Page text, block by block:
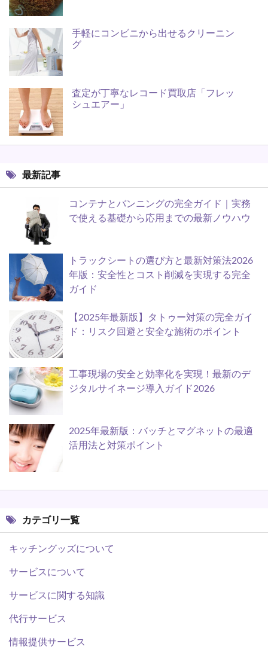
手軽にコンビニから出せるクリーニン
グ
査定が丁寧なレコード買取店「フレッ
シュエアー」
最新記事
コンテナとバンニングの完全ガイド｜実務
で使える基礎から応用までの最新ノウハウ
トラックシートの選び方と最新対策法2026
年版：安全性とコスト削減を実現する完全
ガイド
【2025年最新版】タトゥー対策の完全ガイ
ド：リスク回避と安全な施術のポイント
工事現場の安全と効率化を実現！最新のデ
ジタルサイネージ導入ガイド2026
2025年最新版：バッチとマグネットの最適
活用法と対策ポイント
カテゴリ一覧
キッチングッズについて
サービスについて
サービスに関する知識
代行サービス
情報提供サービス